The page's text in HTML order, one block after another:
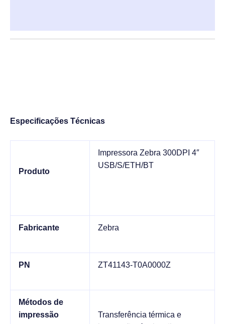
Especificações Técnicas
Produto
Impressora Zebra 300DPI 4″
USB/S/ETH/BT
Fabricante Zebra
PN ZT41143-T0A0000Z
Métodos de
impressão
Transferência térmica e